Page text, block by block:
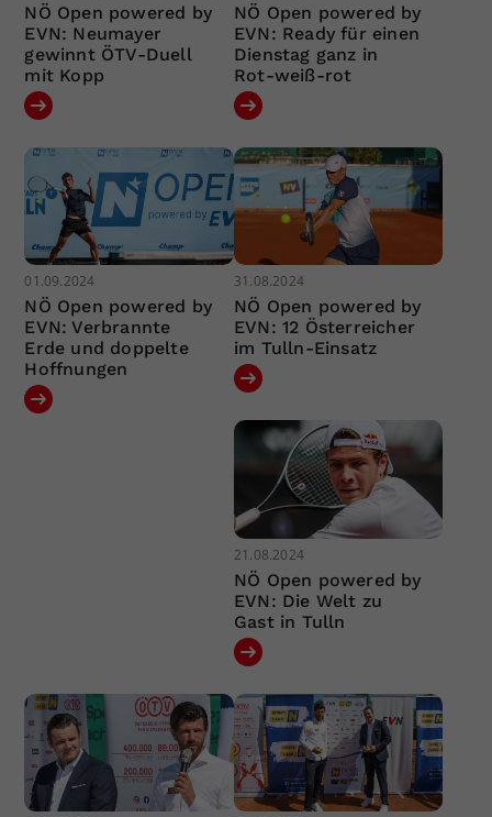
NÖ Open powered by
EVN: Neumayer
gewinnt ÖTV-Duell
mit Kopp
NÖ Open powered by
EVN: Ready für einen
Dienstag ganz in
Rot-weiß-rot
01.09.2024
NÖ Open powered by
EVN: Verbrannte
Erde und doppelte
Hoffnungen
31.08.2024
NÖ Open powered by
EVN: 12 Österreicher
im Tulln-Einsatz
21.08.2024
NÖ Open powered by
EVN: Die Welt zu
Gast in Tulln